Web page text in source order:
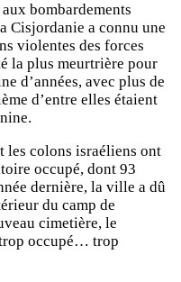
bombardements
Cisjordanie a connu une
violentes des forces
la plus meurtrière pour
d’années, avec plus de
d’entre elles étaient
les colons israéliens ont
occupé, dont 93
dernière, la ville a dû
du camp de
cimetière, le
occupé… trop